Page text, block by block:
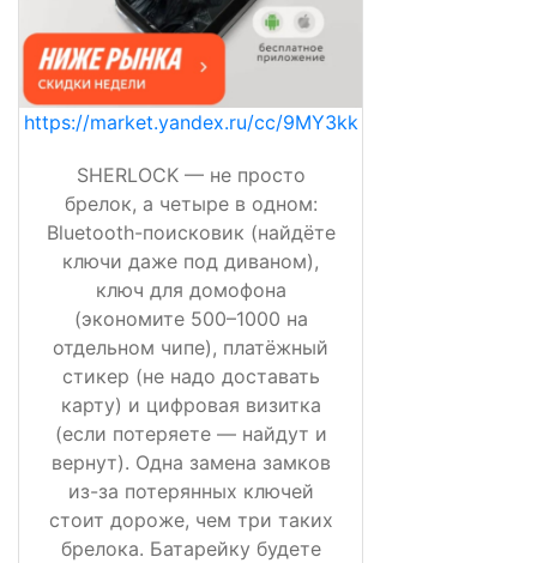
https://market.yandex.ru/cc/9MY3kk
SHERLOCK — не просто
брелок, а четыре в одном:
Bluetooth-поисковик (найдёте
ключи даже под диваном),
ключ для домофона
(экономите 500–1000 на
отдельном чипе), платёжный
стикер (не надо доставать
карту) и цифровая визитка
(если потеряете — найдут и
вернут). Одна замена замков
из-за потерянных ключей
стоит дороже, чем три таких
брелока. Батарейку будете